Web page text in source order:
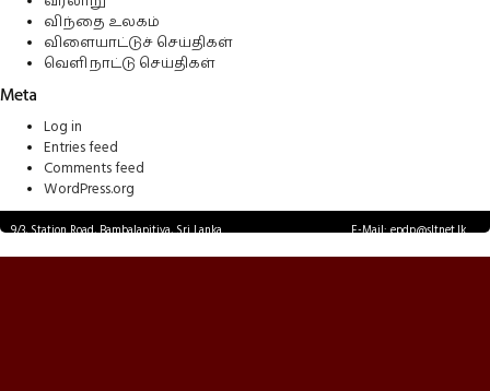
விந்தை உலகம்
விளையாட்டுச் செய்திகள்
வெளிநாட்டு செய்திகள்
Meta
Log in
Entries feed
Comments feed
WordPress.org
9/3, Station Road, Bambalapitiya, Sri Lanka.
E-Mail: epdp@sltnet.lk